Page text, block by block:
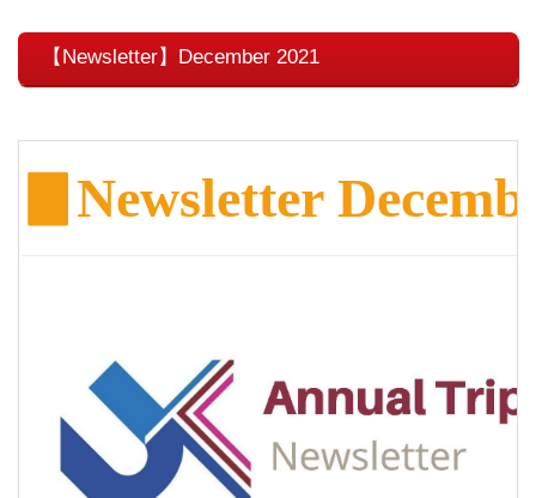
【Newsletter】December 2021
Newsletter